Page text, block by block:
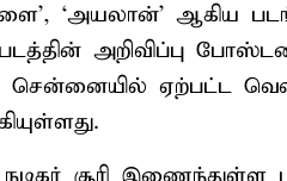
‘அயலான்’ ஆகிய
அறிவிப்பு
சென்னையில் ஏற்பட்ட